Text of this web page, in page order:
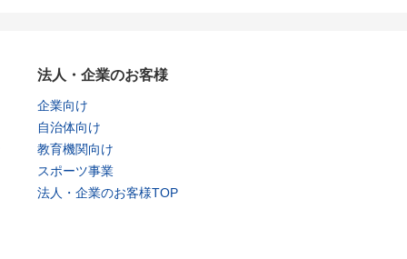
法人・企業のお客様
企業向け
自治体向け
教育機関向け
スポーツ事業
法人・企業のお客様TOP